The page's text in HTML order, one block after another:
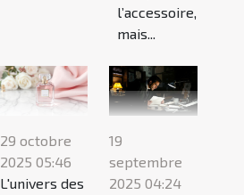
l’accessoire,
mais...
29 octobre
2025 05:46
L'univers des
19
septembre
2025 04:24